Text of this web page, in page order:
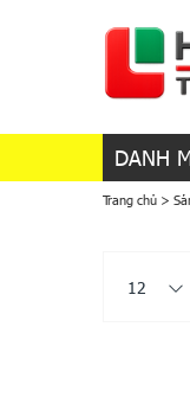
DANH
Trang chủ >
12